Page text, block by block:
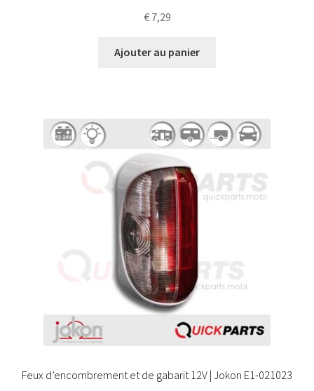
€7,29
Ajouter au panier
Feux d’encombrement et de gabarit 12V | Jokon E1-021023